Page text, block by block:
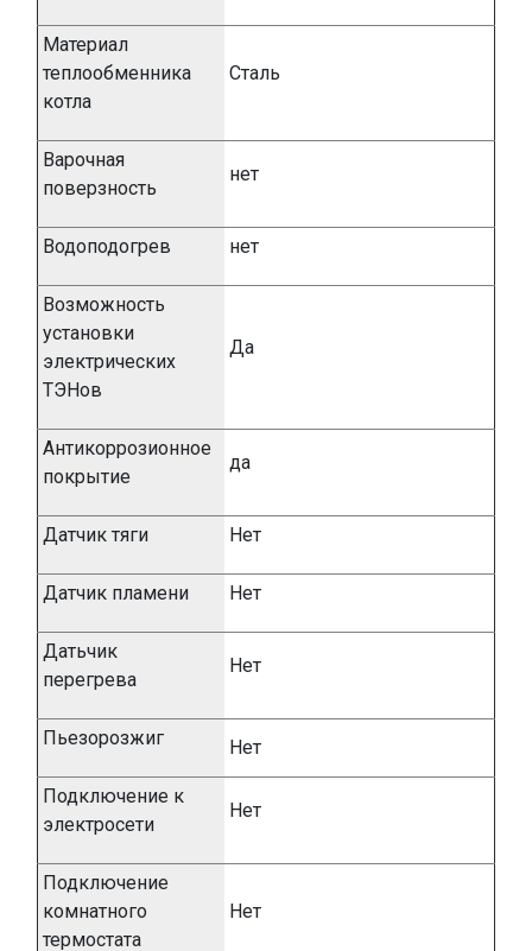
Материал
теплообменника
котла
Сталь
Варочная
поверзность
нет
Водоподогрев нет
Возможность
установки
электрических
ТЭНов
Да
Антикоррозионное
покрытие
да
Датчик тяги Нет
Датчик пламени Нет
Датьчик
перегрева
Нет
Пьезорозжиг Нет
Подключение к
электросети
Нет
Подключение
комнатного
термостата
Нет